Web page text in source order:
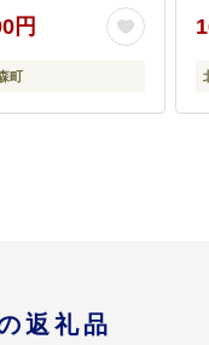
町 豚肉 焼肉 バ
海道産 ふるさと
海道 mr1-0349
円
町
返礼品